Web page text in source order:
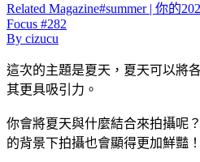
Related Magazine#summer | 你的
Focus #282
By cizucu
這次的主題是夏天，夏天可以將
其更具吸引力。
你會將夏天與什麼結合來拍攝呢
的背景下拍攝也會顯得更加鮮豔！